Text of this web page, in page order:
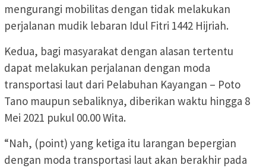
mengurangi mobilitas dengan tidak melakukan
perjalanan mudik lebaran Idul Fitri 1442 Hijriah.
Kedua, bagi masyarakat dengan alasan tertentu
dapat melakukan perjalanan dengan moda
transportasi laut dari Pelabuhan Kayangan – Poto
Tano maupun sebaliknya, diberikan waktu hingga 8
Mei 2021 pukul 00.00 Wita.
“Nah, (point) yang ketiga itu larangan bepergian
dengan moda transportasi laut akan berakhir pada